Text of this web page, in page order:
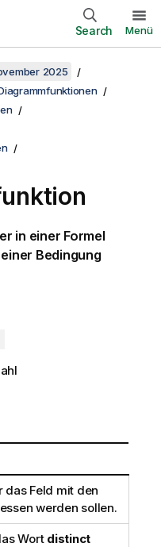
Search Menü
2025
in einer Formel
Bedingung
das Feld mit den
werden sollen.
Wort distinct